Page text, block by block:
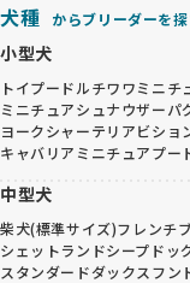
犬種 からブリーダーを
小型犬
トイプードルチワワミニチ
ミニチュアシュナウザーパ
ヨークシャーテリアビショ
キャバリア ミニチュアプー
中型犬
柴犬(標準サイズ)フレンチ
シェットランドシープドッ
スタンダードダックスフン